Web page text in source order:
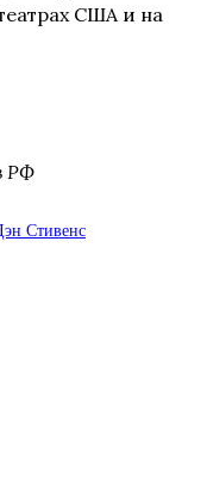
США и на
РФ
Стивенс